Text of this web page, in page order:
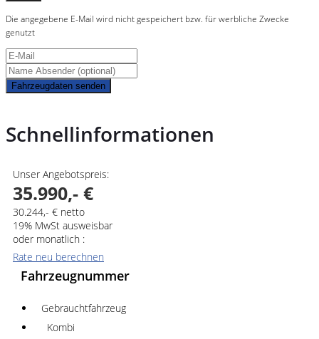
Die angegebene E-Mail wird nicht gespeichert bzw. für werbliche Zwecke
genutzt
Fahrzeugdaten senden
Schnellinformationen
Unser Angebotspreis:
35.990,- €
30.244,- € netto
19% MwSt ausweisbar
oder monatlich :
Rate neu berechnen
Fahrzeugnummer
Gebrauchtfahrzeug
Kombi